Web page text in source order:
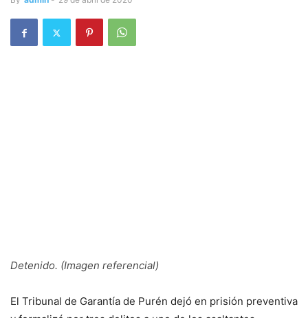
Detenido. (Imagen referencial)
El Tribunal de Garantía de Purén dejó en prisión preventiva